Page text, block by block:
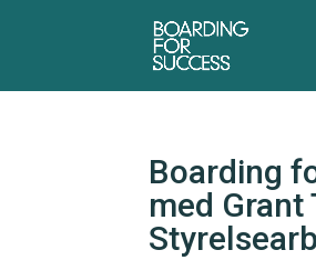
Boarding
med Grant